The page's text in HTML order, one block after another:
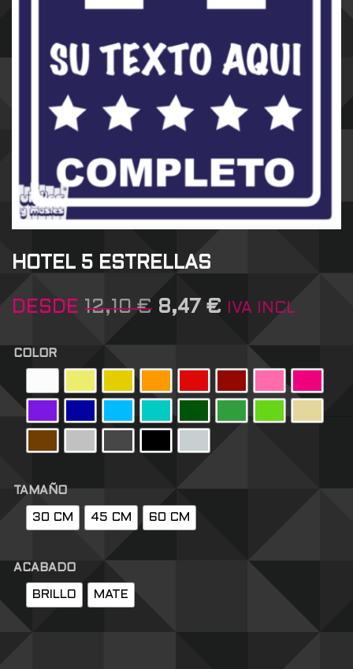
HOTEL 5 ESTRELLAS
DESDE 12,10€ 8,47 € IVA INCL
COLOR
TAMAÑO
30 CM 45 CM 60 CM
ACABADO
BRILLO MATE